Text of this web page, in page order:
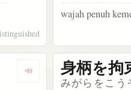
wajah penuh
Dengarkan kosakata 色柄
身柄を拘
みがらをこう